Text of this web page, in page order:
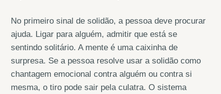
No primeiro sinal de solidão, a pessoa deve procurar
ajuda. Ligar para alguém, admitir que está se
sentindo solitário. A mente é uma caixinha de
surpresa. Se a pessoa resolve usar a solidão como
chantagem emocional contra alguém ou contra si
mesma, o tiro pode sair pela culatra. O sistema